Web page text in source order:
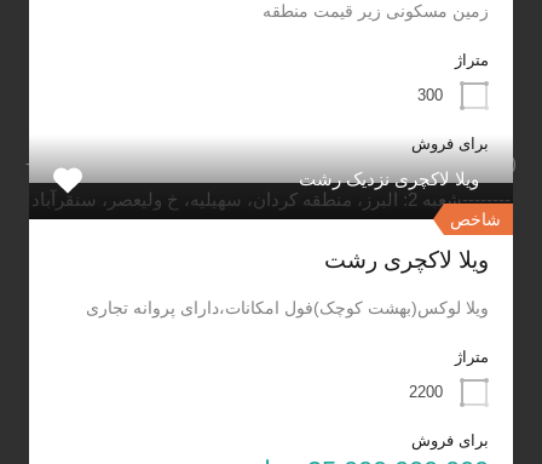
زمین مسکونی زیر قیمت منطقه
متراژ
300
برای فروش
شاخص
ویلا لاکچری نزدیک رشت
ویلا لاکچری رشت
ویلا لوکس(بهشت کوچک)فول امکانات،دارای پروانه تجاری
متراژ
2200
برای فروش
(سقالکسار) بعد از ورزشگاه سردار جنگل روبروی ایستگاه قطار----
--------شعبه 2: البرز، منطقه کردان، سهیلیه، خ ولیعصر، سنقرآباد
02191090611 09120259611-09113329611